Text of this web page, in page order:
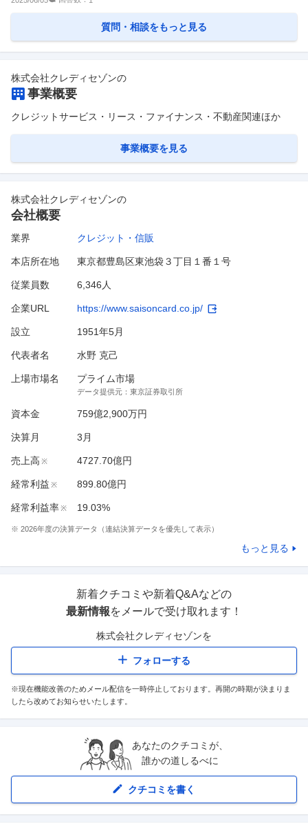
質問・相談をもっと見る
株式会社クレディセゾンの
事業概要
クレジットサービス・リース・ファイナンス・不動産関連ほか
事業概要を見る
株式会社クレディセゾンの
会社概要
業界 クレジット・信販
本店所在地 東京都豊島区東池袋３丁目１番１号
従業員数 6,346人
企業URL https://www.saisoncard.co.jp/
設立 1951年5月
代表者名 水野 克己
上場市場名 プライム市場
データ提供元： 東京証券取引所
資本金 759億2,900万円
決算月 3 月
売上高 ※ 4727.70億円
経常利益 ※ 899.80億円
経常利益率※ 19.03%
※ 2026年度の決算データ（連結決算データを優先して表示）
もっと見る
新着クチコミや新着Q&Aなどの
最新情報をメールで受け取れます！
株式会社クレディセゾンを
フォローする
※現在機能改善のためメール配信を一時停止しております。再開の時期が決まりま
したら改めてお知らせいたします。
あなたのクチコミが、
誰かの道しるべに
クチコミを書く